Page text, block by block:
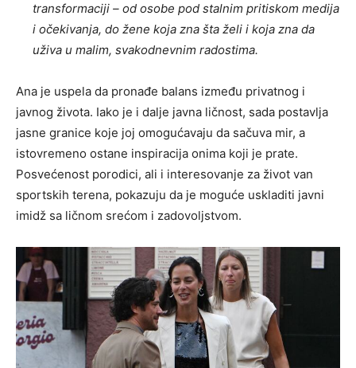
transformaciji – od osobe pod stalnim pritiskom medija
i očekivanja, do žene koja zna šta želi i koja zna da
uživa u malim, svakodnevnim radostima.
Ana je uspela da pronađe balans između privatnog i
javnog života. Iako je i dalje javna ličnost, sada postavlja
jasne granice koje joj omogućavaju da sačuva mir, a
istovremeno ostane inspiracija onima koji je prate.
Posvećenost porodici, ali i interesovanje za život van
sportskih terena, pokazuju da je moguće uskladiti javni
imidž sa ličnom srećom i zadovoljstvom.